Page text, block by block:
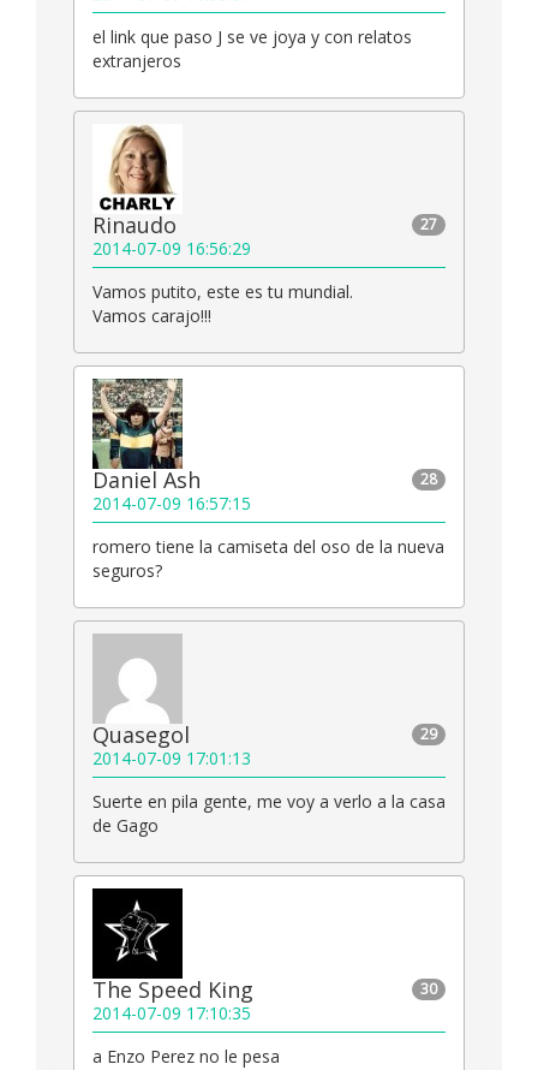
el link que paso J se ve joya y con relatos
extranjeros
27
Rinaudo
2014-07-09 16:56:29
Vamos putito, este es tu mundial.
Vamos carajo!!!
28
Daniel Ash
2014-07-09 16:57:15
romero tiene la camiseta del oso de la nueva
seguros?
29
Quasegol
2014-07-09 17:01:13
Suerte en pila gente, me voy a verlo a la casa
de Gago
30
The Speed King
2014-07-09 17:10:35
a Enzo Perez no le pesa